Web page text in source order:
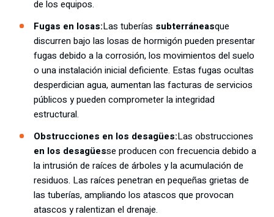
de los equipos.
Fugas en losas:Las tuberías subterráneasque
discurren bajo las losas de hormigón pueden presentar
fugas debido a la corrosión, los movimientos del suelo
o una instalación inicial deficiente. Estas fugas ocultas
desperdician agua, aumentan las facturas de servicios
públicos y pueden comprometer la integridad
estructural.
Obstrucciones en los desagües:Las obstrucciones
en los desagüesse producen con frecuencia debido a
la intrusión de raíces de árboles y la acumulación de
residuos. Las raíces penetran en pequeñas grietas de
las tuberías, ampliando los atascos que provocan
atascos y ralentizan el drenaje.